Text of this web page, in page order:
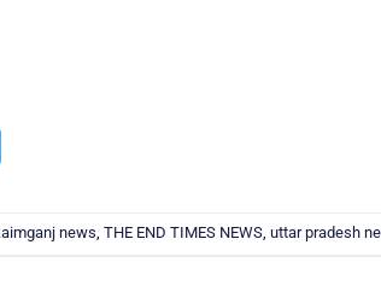
news THE END TIMES NEWS, uttar pradesh